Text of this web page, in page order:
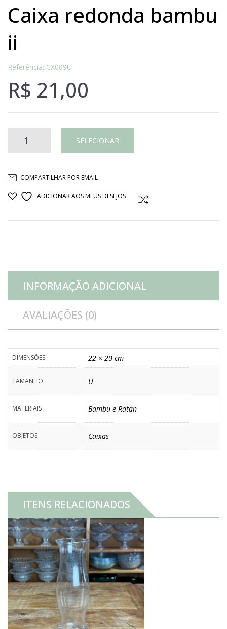
caixa redonda bambu
ii
Referência: CX009U
R$ 21,00
Caixa
bambu
SELECIONAR
COMPARTILHAR POR EMAIL
ADICIONAR AOS MEUS DESEJOS
INFORMAÇÃO ADICIONAL
AVALIAÇÕES (0)
DIMENSÕES 22 × 20 cm
TAMANHO U
MATERIAIS Bambu e Ratan
OBJETOS Caixas
ITENS RELACIONADOS